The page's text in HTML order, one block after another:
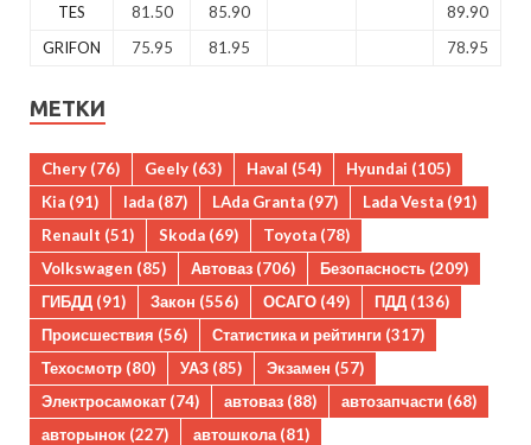
TES
81.50 85.90
89.90
GRIFON
75.95 81.95 78.95
МЕТКИ
Chery (76) Geely (63) Haval (54) Hyundai (105)
Kia (91) lada (87) LAda Granta (97) Lada Vesta (91)
Renault (51) Skoda (69) Toyota (78)
Volkswagen (85) Автоваз (706) Безопасность (209)
ГИБДД (91) Закон (556) ОСАГО (49) ПДД (136)
Происшествия (56) Статистика и рейтинги (317)
Техосмотр (80) УАЗ (85) Экзамен (57)
Электросамокат (74) автоваз (88) автозапчасти (68)
авторынок (227) автошкола (81)